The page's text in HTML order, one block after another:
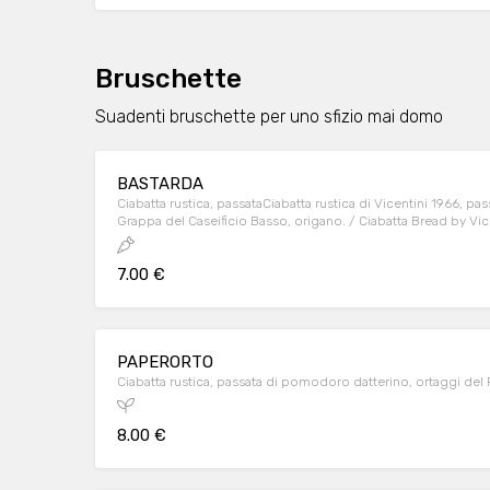
Bruschette
Suadenti bruschette per uno sfizio mai domo
BASTARDA
Ciabatta rustica, passataCiabatta rustica di Vicentini 1966,
Grappa del Caseificio Basso, origano. / Ciabatta Bread by
Grappa by Caseificio Basso, oregano. di pomodoro
7.00 €
PAPERORTO
Ciabatta rustica, passata di pomodoro datterino, ortaggi del
8.00 €